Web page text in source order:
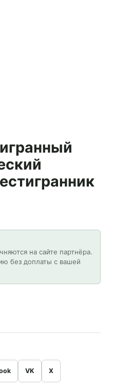
на сайте партнёра.
без доплаты с вашей
VK X